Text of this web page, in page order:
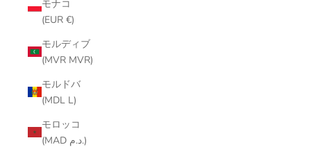
モナコ
(EUR €)
モルディブ
(MVR MVR)
モルドバ
(MDL L)
モロッコ
(MAD د.م.)